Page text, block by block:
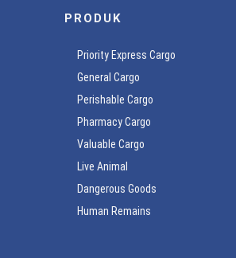
PRODUK
Priority Express Cargo
General Cargo
Perishable Cargo
Pharmacy Cargo
Valuable Cargo
Live Animal
Dangerous Goods
Human Remains